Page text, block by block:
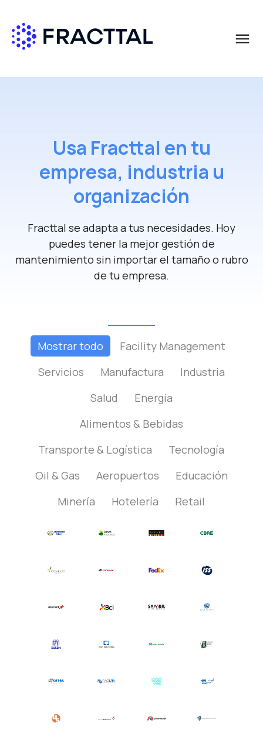
menu
Usa Fracttal en tu
empresa, industria u
organización
Fracttal se adapta a tus necesidades. Hoy
puedes tener la mejor gestión de
mantenimiento sin importar el tamaño o rubro
de tu empresa.
Mostrar todo
Facility Management
Servicios
Manufactura
Industria
Salud
Energía
Alimentos & Bebidas
Transporte & Logística
Tecnología
Oil & Gas
Aeropuertos
Educación
Minería
Hotelería Retail